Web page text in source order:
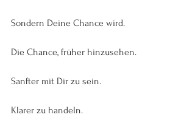
Sondern Deine Chance wird.
Die Chance, früher hinzusehen.
Sanfter mit Dir zu sein.
Klarer zu handeln.